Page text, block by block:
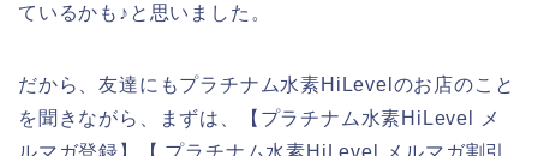
ているかも♪と思いました。
だから、友達にもプラチナム水素HiLevelのお店のこと
を聞きながら、まずは、【プラチナム水素HiLevel メ
ルマガ登録】【 プラチナム水素HiLevel メルマガ割引